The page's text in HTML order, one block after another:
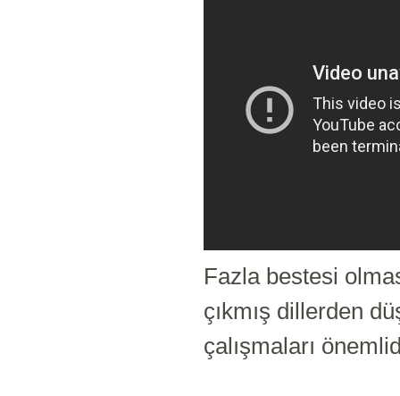
Fazla bestesi
çıkmış dillerden
çalışmaları